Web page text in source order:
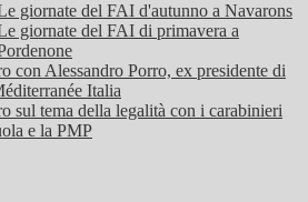
giornate del FAI d'autunno a Navarons
giornate del FAI di primavera a
con Alessandro Porro, ex presidente di
Italia
sul tema della legalità con i carabinieri
e la PMP